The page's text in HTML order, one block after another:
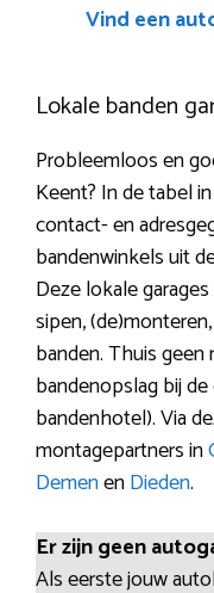
Vind een
Lokale banden
Probleemloos en
Keent? In de tabel
contact- en
bandenwinkels uit
Deze lokale
sipen,
banden. Thuis
bandenopslag bij
bandenhotel). Via
montagepartners in
DemenenDieden.
Er zijn geen
Als eerste jouw